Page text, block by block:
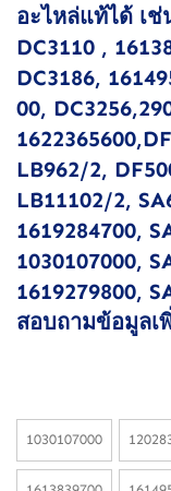
อะไหล่แท้ได้ เ
DC3110 ,
DC3186,
00,
LB962/2,
LB11102/2,
1619284700,
1030107000,
1619279800,
สอบถามข้อมูลเ
1030107000